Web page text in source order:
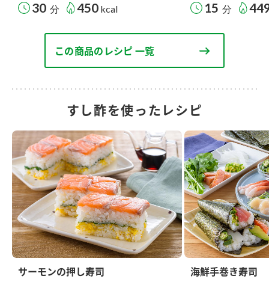
30 分 450 kcal 15 分
この商品のレシピ 一覧
すし酢を使ったレシピ
サーモンの押し寿司 海鮮手巻き寿司